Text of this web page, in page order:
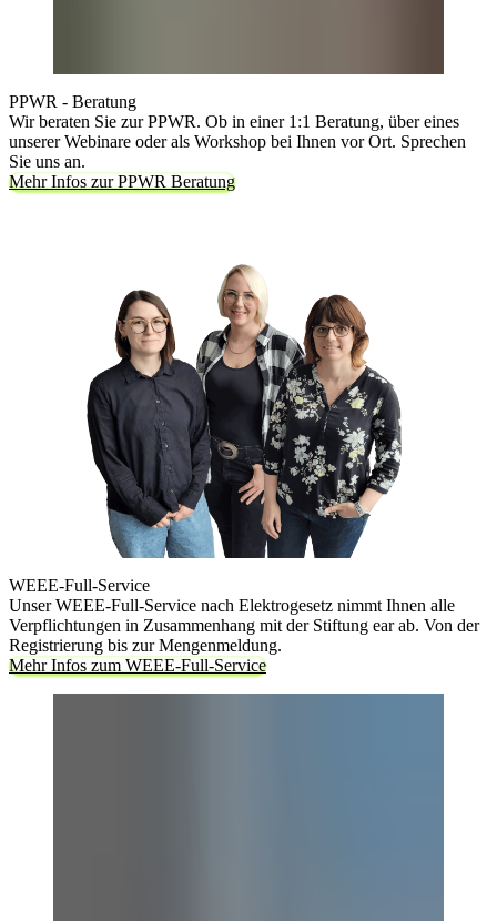
PPWR - Beratung
Wir beraten Sie zur PPWR. Ob in einer 1:1 Beratung, über eines
unserer Webinare oder als Workshop bei Ihnen vor Ort. Sprechen
Sie uns an.
Mehr Infos zur PPWR Beratung
WEEE-Full-Service
Unser WEEE-Full-Service nach Elektrogesetz nimmt Ihnen alle
Verpflichtungen in Zusammenhang mit der Stiftung ear ab. Von der
Registrierung bis zur Mengenmeldung.
Mehr Infos zum WEEE-Full-Service